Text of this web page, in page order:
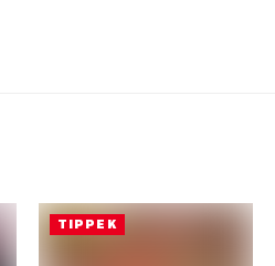
TIPPEK